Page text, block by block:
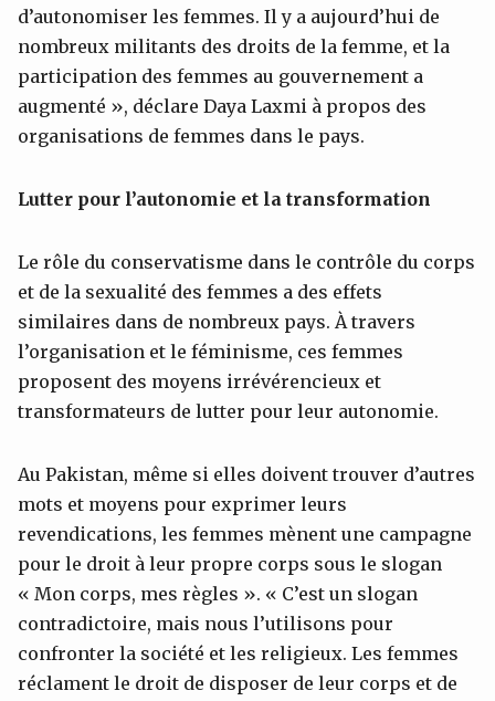
d’autonomiser les femmes. Il y a aujourd’hui de
nombreux militants des droits de la femme, et la
participation des femmes au gouvernement a
augmenté », déclare Daya Laxmi à propos des
organisations de femmes dans le pays.
Lutter pour l’autonomie et la transformation
Le rôle du conservatisme dans le contrôle du corps
et de la sexualité des femmes a des effets
similaires dans de nombreux pays. À travers
l’organisation et le féminisme, ces femmes
proposent des moyens irrévérencieux et
transformateurs de lutter pour leur autonomie.
Au Pakistan, même si elles doivent trouver d’autres
mots et moyens pour exprimer leurs
revendications, les femmes mènent une campagne
pour le droit à leur propre corps sous le slogan
« Mon corps, mes règles ». « C’est un slogan
contradictoire, mais nous l’utilisons pour
confronter la société et les religieux. Les femmes
réclament le droit de disposer de leur corps et de